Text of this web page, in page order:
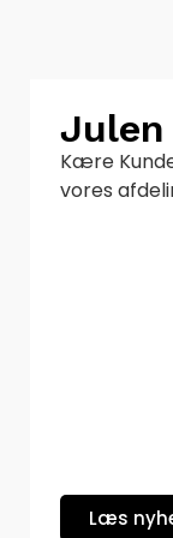
Julen
Kære
vores
Læs